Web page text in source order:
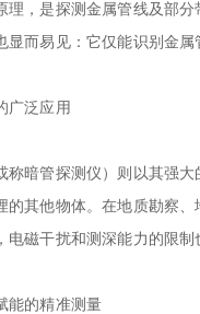
是探测金属管线及部分
而易见：它仅能识别金
泛应用
管探测仪）则以其强大
的其他物体。在地质勘察
磁干扰和测深能力的限制
的精准测量